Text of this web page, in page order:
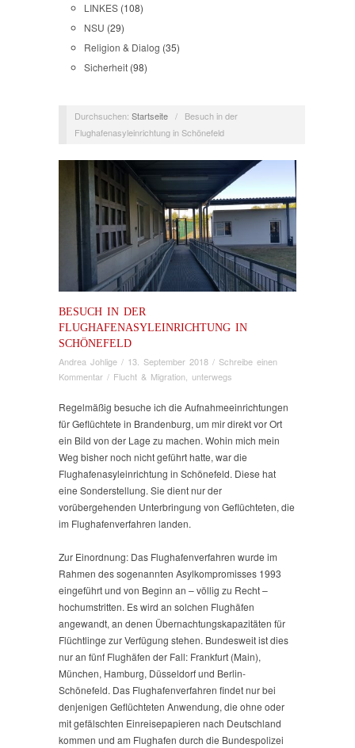
LINKES (108)
NSU (29)
Religion & Dialog (35)
Sicherheit (98)
Durchsuchen: Startseite /
Besuch in der
Flughafenasyleinrichtung in Schönefeld
BESUCH IN DER
FLUGHAFENASYLEINRICHTUNG IN
SCHÖNEFELD
Andrea Johlige / 13. September 2018 / Schreibe einen
Kommentar / Flucht & Migration unterwegs
Regelmäßig besuche ich die Aufnahmeeinrichtungen
für Geflüchtete in Brandenburg, um mir direkt vor Ort
ein Bild von der Lage zu machen. Wohin mich mein
Weg bisher noch nicht geführt hatte, war die
Flughafenasyleinrichtung in Schönefeld. Diese hat
eine Sonderstellung. Sie dient nur der
vorübergehenden Unterbringung von Geflüchteten, die
im Flughafenverfahren landen.
Zur Einordnung: Das Flughafenverfahren wurde im
Rahmen des sogenannten Asylkompromisses 1993
eingeführt und von Beginn an – völlig zu Recht –
hochumstritten. Es wird an solchen Flughäfen
angewandt, an denen Übernachtungskapazitäten für
Flüchtlinge zur Verfügung stehen. Bundesweit ist dies
nur an fünf Flughäfen der Fall: Frankfurt (Main),
München, Hamburg, Düsseldorf und Berlin-
Schönefeld. Das Flughafenverfahren findet nur bei
denjenigen Geflüchteten Anwendung, die ohne oder
mit gefälschten Einreisepapieren nach Deutschland
kommen und am Flughafen durch die Bundespolizei